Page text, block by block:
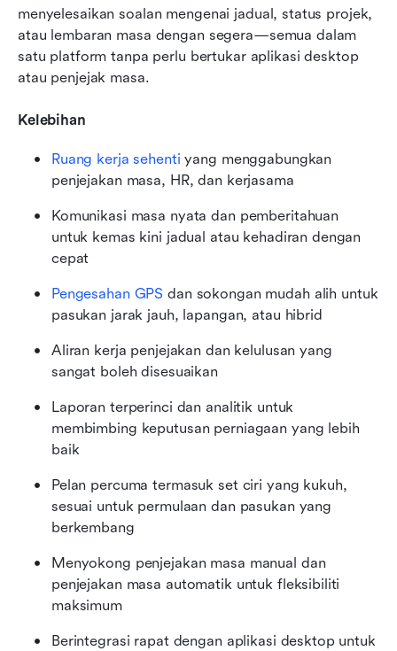
menyelesaikan soalan mengenai jadual, status projek,
atau lembaran masa dengan segera—semua dalam
satu platform tanpa perlu bertukar aplikasi desktop
atau penjejak masa.
Kelebihan
Ruang kerja sehenti yang menggabungkan
penjejakan masa, HR, dan kerjasama
Komunikasi masa nyata dan pemberitahuan
untuk kemas kini jadual atau kehadiran dengan
cepat
Pengesahan GPS dan sokongan mudah alih untuk
pasukan jarak jauh, lapangan, atau hibrid
Aliran kerja penjejakan dan kelulusan yang
sangat boleh disesuaikan
Laporan terperinci dan analitik untuk
membimbing keputusan perniagaan yang lebih
baik
Pelan percuma termasuk set ciri yang kukuh,
sesuai untuk permulaan dan pasukan yang
berkembang
Menyokong penjejakan masa manual dan
penjejakan masa automatik untuk fleksibiliti
maksimum
Berintegrasi rapat dengan aplikasi desktop untuk